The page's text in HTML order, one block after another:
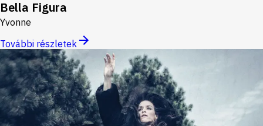
Bella Figura
Yvonne
További részletek